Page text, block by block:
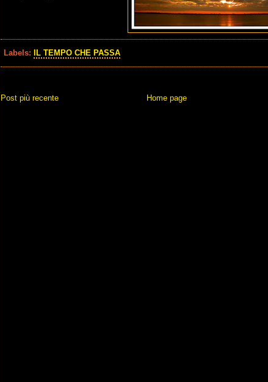
Labels: IL TEMPO CHE PASSA
Post più recente Home page